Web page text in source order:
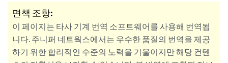
면책 조항:
이 페이지는 타사 기계 번역 소프트웨어를 사용해 번역됩
니다. 주니퍼 네트웍스에서는 우수한 품질의 번역을 제공
하기 위한 합리적인 수준의 노력을 기울이지만 해당 컨텐